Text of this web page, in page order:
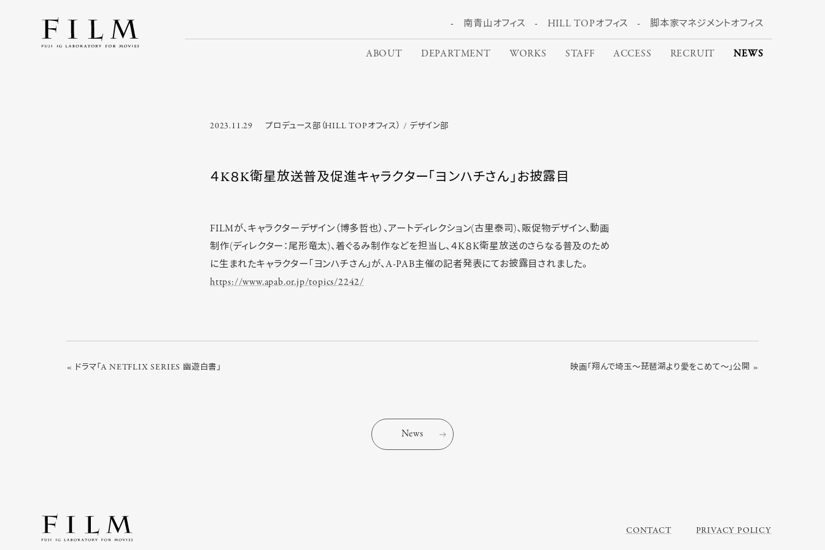
南青山オフィス HILL TOPオフィス 脚本家マネジメントオフィス
ABOUT DEPARTMENT WORKS STAFF ACCESS RECRUIT NEWS
2023.11.29 プロデュース部（HILL TOPオフィス） デザイン部
４K８K衛星放送普及促進キャラクター「ヨンハチさん」お披露目
FILMが、キャラクターデザイン（博多哲也）、アートディレクション(古里泰司)、販促物デザイン、動画
制作(ディレクター：尾形竜太)、着ぐるみ制作などを担当し、４K８K衛星放送のさらなる普及のため
に生まれたキャラクター「ヨンハチさん」が、A-PAB主催の記者発表にてお披露目されました。
https://www.apab.or.jp/topics/2242/
« ドラマ「A NETFLIX SERIES 幽遊白書」 映画「翔んで埼玉～琵琶湖より愛をこめて～」公開 »
News
CONTACT PRIVACY POLICY